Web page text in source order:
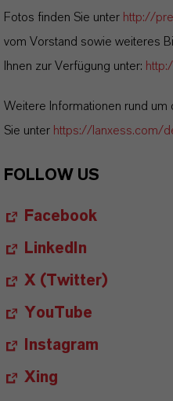
Fotos finden Sie unter http://
vom Vorstand sowie weiteres
Ihnen zur Verfügung unter:
Weitere Informationen rund um
Sie unter https://lanxess.com/
FOLLOW US
Facebook
LinkedIn
X (Twitter)
YouTube
Instagram
Xing